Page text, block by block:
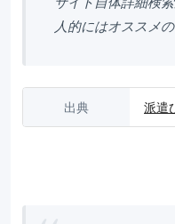
人的にはオススメの
出典 派遣